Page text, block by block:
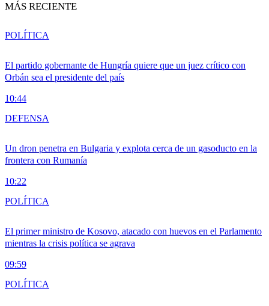
MÁS RECIENTE
El partido gobernante de Hungría quiere que un juez crítico con
Orbán sea el presidente del país
10:44
POLÍTICA
Un dron penetra en Bulgaria y explota cerca de un gasoducto en la
frontera con Rumanía
10:22
DEFENSA
El primer ministro de Kosovo, atacado con huevos en el Parlamento
mientras la crisis política se agrava
09:59
POLÍTICA
POLÍTICA